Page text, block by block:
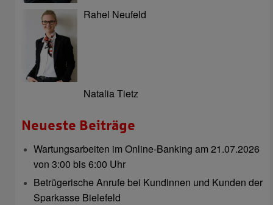
Rahel Neufeld
Natalia Tietz
Neueste Beiträge
Wartungsarbeiten im Online-Banking am 21.07.2026
von 3:00 bis 6:00 Uhr
Betrügerische Anrufe bei Kundinnen und Kunden der
Sparkasse Bielefeld